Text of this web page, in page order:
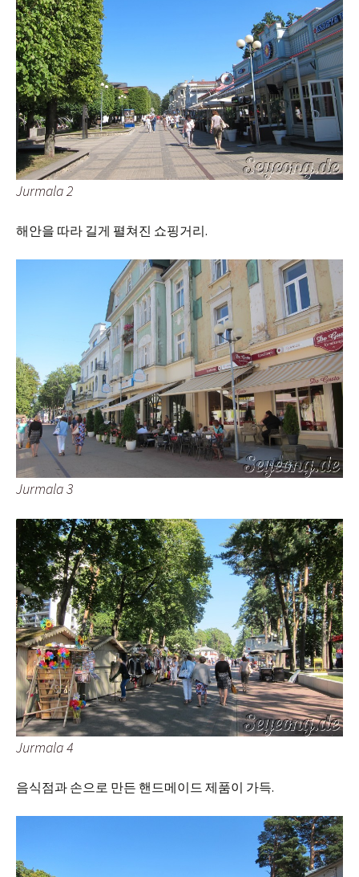
Jurmala 2
해안을 따라 길게 펼쳐진 쇼핑거리.
Jurmala 3
Jurmala 4
음식점과 손으로 만든 핸드메이드 제품이 가득.